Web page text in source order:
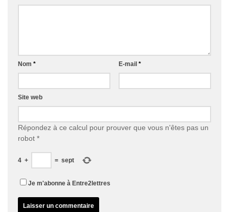
Nom * E-mail *
Site web
Répondez à ce calcul pour prouver que vous n'êtes pas un
robot *
4 + = sept
Je m'abonne à Entre2lettres